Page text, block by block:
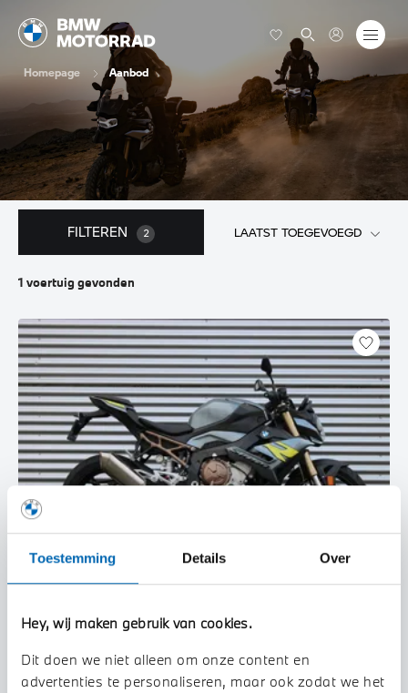
Toestemming Details Over
Hey, wij maken gebruik van cookies.
Dit doen we niet alleen om onze content en
advertenties te personaliseren, maar ook zodat we het
Homepage Aanbod
FILTEREN 2 LAATST TOEGEVOEGD
1 voertuig gevonden
BMW
20254.332 km34MXGF